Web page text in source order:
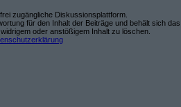
zugängliche Diskussionsplattform.
für den Inhalt der Beiträge und behält sich das
oder anstößigem Inhalt zu löschen.